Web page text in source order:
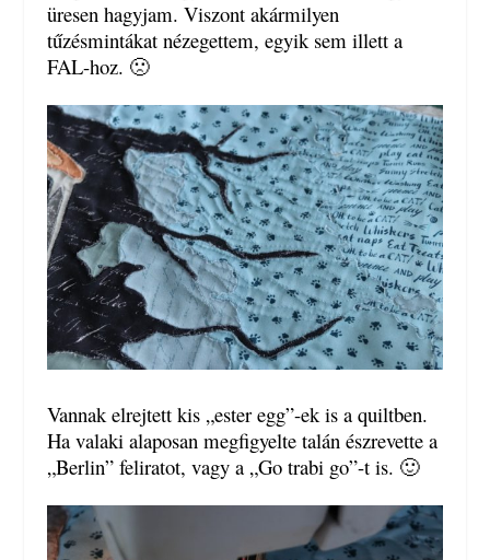
üresen hagyjam. Viszont akármilyen
tűzésmintákat nézegettem, egyik sem illett a
FAL-hoz. 🙁
Vannak elrejtett kis „ester egg”-ek is a quiltben.
Ha valaki alaposan megfigyelte talán észrevette a
„Berlin” feliratot, vagy a „Go trabi go”-t is. 🙂